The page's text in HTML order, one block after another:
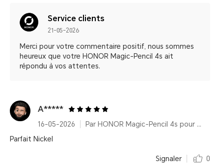
Service clients
21-05-2026
Merci pour votre commentaire positif, nous sommes
heureux que votre HONOR Magic-Pencil 4s ait
répondu à vos attentes.
A*****
16-05-2026
Par HONOR Magic-Pencil 4s pour HONOR MagicPad4
Parfait Nickel
Signaler 0